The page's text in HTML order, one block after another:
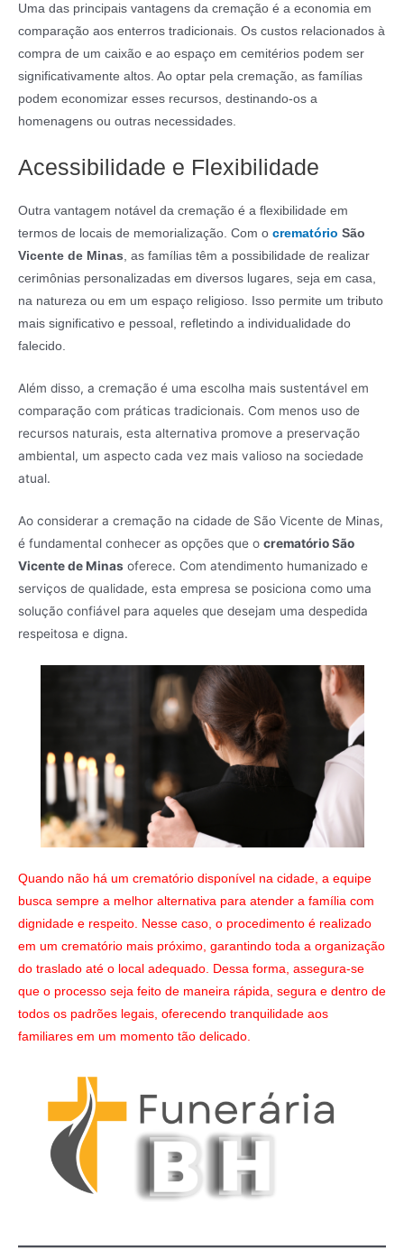
Uma das principais vantagens da cremação é a economia em
comparação aos enterros tradicionais. Os custos relacionados à
compra de um caixão e ao espaço em cemitérios podem ser
significativamente altos. Ao optar pela cremação, as famílias
podem economizar esses recursos, destinando-os a
homenagens ou outras necessidades.
Acessibilidade e Flexibilidade
Outra vantagem notável da cremação é a flexibilidade em
termos de locais de memorialização. Com o crematório São
Vicente de Minas, as famílias têm a possibilidade de realizar
cerimônias personalizadas em diversos lugares, seja em casa,
na natureza ou em um espaço religioso. Isso permite um tributo
mais significativo e pessoal, refletindo a individualidade do
falecido.
Além disso, a cremação é uma escolha mais sustentável em
comparação com práticas tradicionais. Com menos uso de
recursos naturais, esta alternativa promove a preservação
ambiental, um aspecto cada vez mais valioso na sociedade
atual.
Ao considerar a cremação na cidade de São Vicente de Minas,
é fundamental conhecer as opções que o crematório São
Vicente de Minas oferece. Com atendimento humanizado e
serviços de qualidade, esta empresa se posiciona como uma
solução confiável para aqueles que desejam uma despedida
respeitosa e digna.
Quando não há um crematório disponível na cidade, a equipe
busca sempre a melhor alternativa para atender a família com
dignidade e respeito. Nesse caso, o procedimento é realizado
em um crematório mais próximo, garantindo toda a organização
do traslado até o local adequado. Dessa forma, assegura-se
que o processo seja feito de maneira rápida, segura e dentro de
todos os padrões legais, oferecendo tranquilidade aos
familiares em um momento tão delicado.